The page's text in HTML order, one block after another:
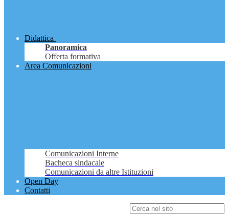
Didattica
Panoramica
Offerta formativa
Area Comunicazioni
Comunicazioni Interne
Bacheca sindacale
Comunicazioni da altre Istituzioni
Open Day
Contatti